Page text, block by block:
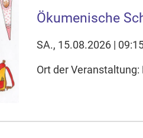
Ökumenische
SA., 15.08.2026 |
Ort der Veranstaltung: